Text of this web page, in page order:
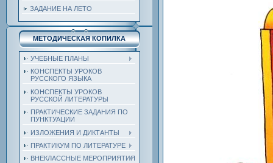
ЗАДАНИЕ НА ЛЕТО
МЕТОДИЧЕСКАЯ КОПИЛКА
УЧЕБНЫЕ ПЛАНЫ
КОНСПЕКТЫ УРОКОВ
РУССКОГО ЯЗЫКА
КОНСПЕКТЫ УРОКОВ
РУССКОЙ ЛИТЕРАТУРЫ
ПРАКТИЧЕСКИЕ ЗАДАНИЯ ПО
ПУНКТУАЦИИ
ИЗЛОЖЕНИЯ И ДИКТАНТЫ
ПРАКТИКУМ ПО ЛИТЕРАТУРЕ
ВНЕКЛАССНЫЕ МЕРОПРИЯТИЯ